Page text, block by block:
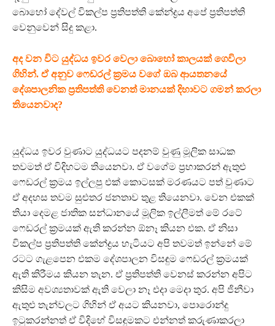
බොහෝ දේවල් විකල්ප ප්‍රතිපත්ති කේන්ද්‍රය අපේ ප්‍රතිපත්ති
වෙනුවෙන් සිදු කළා.
අද වන විට යුද්ධය ඉවර වෙලා බොහෝ කාලයක් ගෙවිලා
ගිහින්. ඒ අනුව ෆෙඩරල් ක්‍රමය වගේ ඔබ ආයතනයේ
දේශපාලනික ප්‍රතිපත්ති වෙනත් මානයක් දිහාවට ගමන් කරලා
තියෙනවාද?
යුද්ධය ඉවර වුණාට යුද්ධයට පදනම් වුණු මූලික සාධක
තවමත් ඒ විදිහටම තියෙනවා. ඒ වගේම ප්‍රභාකරන් ඇතුළු
ෆෙඩරල් ක්‍රමය ඉල්ලපු එක් කොටසක් මරණයට පත් වුණාට
ඒ අදහස තවම සුළුතර ජනතාව තුළ තියෙනවා. වෙන එකක්
තියා දෙමළ ජාතික සන්ධානයේ මූලික ඉල්ලීමත් මේ රටේ
ෆෙඩරල් ක්‍රමයක් ඇති කරන්න ඕනෑ කියන එක. ඒ නිසා
විකල්ප ප්‍රතිපත්ති කේන්ද්‍රය හැටියට අපි තවමත් ඉන්නේ මේ
රටට ගැළපෙන එකම දේශපාලන විසඳුම ෆෙඩරල් ක්‍රමයක්
ඇති කිරීමය කියන තැන. ඒ ප්‍රතිපත්ති වෙනස් කරන්න අපිට
කිසිම අවශ්‍යතාවක් ඇති වෙලා නෑ එදා මෙදා තුර. අපි ජිනීවා
ඇතුළු තැන්වලට ගිහින් ඒ අයට කියනවා, පොරොන්දු
ඉටුකරන්නත් ඒ විදිහේ විසඳුමකට එන්නත් කරුණාකරලා